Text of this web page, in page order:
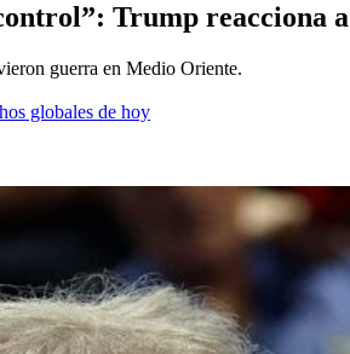
Trump reacciona
guerra en Medio Oriente.
globales de hoy